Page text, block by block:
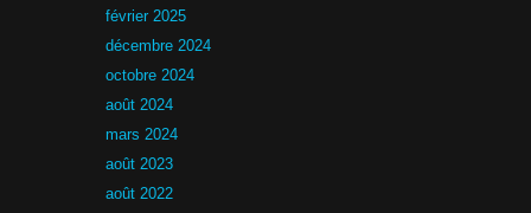
février 2025
décembre 2024
octobre 2024
août 2024
mars 2024
août 2023
août 2022